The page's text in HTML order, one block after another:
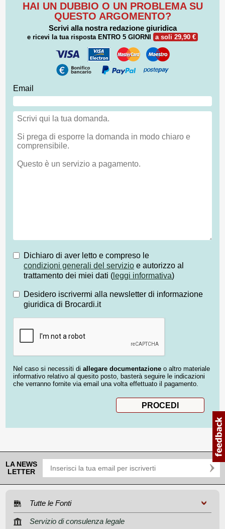
HAI UN DUBBIO O UN PROBLEMA SU
QUESTO ARGOMENTO?
Scrivi alla nostra redazione giuridica
e ricevi la tua risposta ENTRO 5 GIORNI a soli 29,90 €
Email
Dichiaro di aver letto e compreso le
condizioni generali del servizio e autorizzo al
trattamento dei miei dati ( leggi informativa)
Desidero iscrivermi alla newsletter di informazione
giuridica di Brocardi.it
Nel caso si necessiti di allegare documentazione o altro materiale
informativo relativo al quesito posto, basterà seguire le indicazioni
che verranno fornite via email una volta effettuato il pagamento.
LA NEWS
LETTER
Tutte le Fonti
Servizio di consulenza legale